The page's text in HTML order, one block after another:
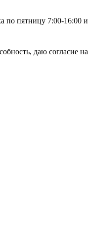
по пятницу 7:00-16:00
даю согласие